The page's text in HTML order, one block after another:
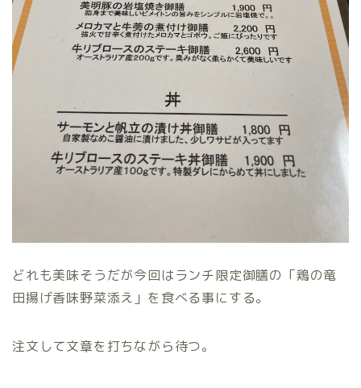
どれも美味そうだが今回はランチ限定御膳の「鶏の竜
田揚げ香味野菜添え」を食べる事にする。
注文して文章を打ちながら待つ。